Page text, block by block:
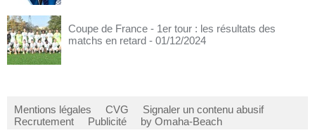
Coupe de France - 1er tour : les résultats des
matchs en retard - 01/12/2024
Mentions légales CVG
Signaler un contenu abusif
Recrutement
Publicité by Omaha-Beach